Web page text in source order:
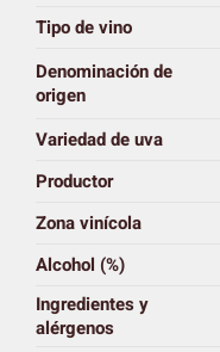
Tipo de vino
Denominación de
origen
Variedad de uva
Productor
Zona vinícola
Alcohol (%)
Ingredientes y
alérgenos